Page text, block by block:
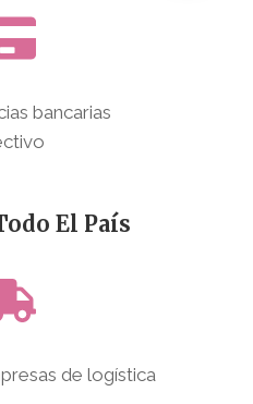
bancarias
El País
de logística